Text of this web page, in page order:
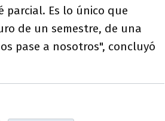
parcial. Es lo único que
de un semestre, de una
pase a nosotros", concluyó